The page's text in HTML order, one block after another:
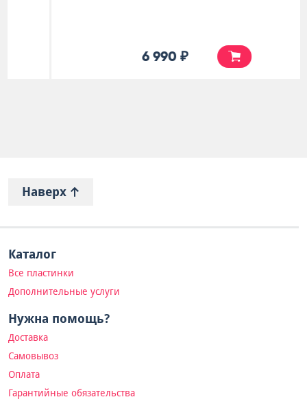
6 990 ₽
Наверх
Каталог
Все пластинки
Дополнительные услуги
Нужна помощь?
Доставка
Самовывоз
Оплата
Гарантийные обязательства